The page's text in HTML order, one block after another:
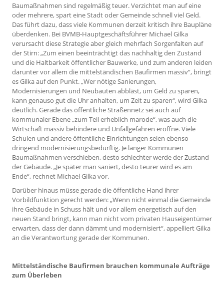
Baumaßnahmen sind regelmäßig teuer. Verzichtet man auf eine
oder mehrere, spart eine Stadt oder Gemeinde schnell viel Geld.
Das führt dazu, dass viele Kommunen derzeit kritisch ihre Baupläne
überdenken. Bei BVMB-Hauptgeschäftsführer Michael Gilka
verursacht diese Strategie aber gleich mehrfach Sorgenfalten auf
der Stirn: „Zum einen beeinträchtigt das nachhaltig den Zustand
und die Haltbarkeit öffentlicher Bauwerke, und zum anderen leiden
darunter vor allem die mittelständischen Baufirmen massiv“, bringt
es Gilka auf den Punkt. „Wer nötige Sanierungen,
Modernisierungen und Neubauten abbläst, um Geld zu sparen,
kann genauso gut die Uhr anhalten, um Zeit zu sparen“, wird Gilka
deutlich. Gerade das öffentliche Straßennetz sei auch auf
kommunaler Ebene „zum Teil erheblich marode“, was auch die
Wirtschaft massiv behindere und Unfallgefahren eröffne. Viele
Schulen und andere öffentliche Einrichtungen seien ebenso
dringend modernisierungsbedürftig. Je länger Kommunen
Baumaßnahmen verschieben, desto schlechter werde der Zustand
der Gebäude. „Je später man saniert, desto teurer wird es am
Ende“, rechnet Michael Gilka vor.
Darüber hinaus müsse gerade die öffentliche Hand ihrer
Vorbildfunktion gerecht werden: „Wenn nicht einmal die Gemeinde
ihre Gebäude in Schuss hält und vor allem energetisch auf den
neuen Stand bringt, kann man nicht vom privaten Hauseigentümer
erwarten, dass der dann dämmt und modernisiert“, appelliert Gilka
an die Verantwortung gerade der Kommunen.
Mittelständische Baufirmen brauchen kommunale Aufträge
zum Überleben